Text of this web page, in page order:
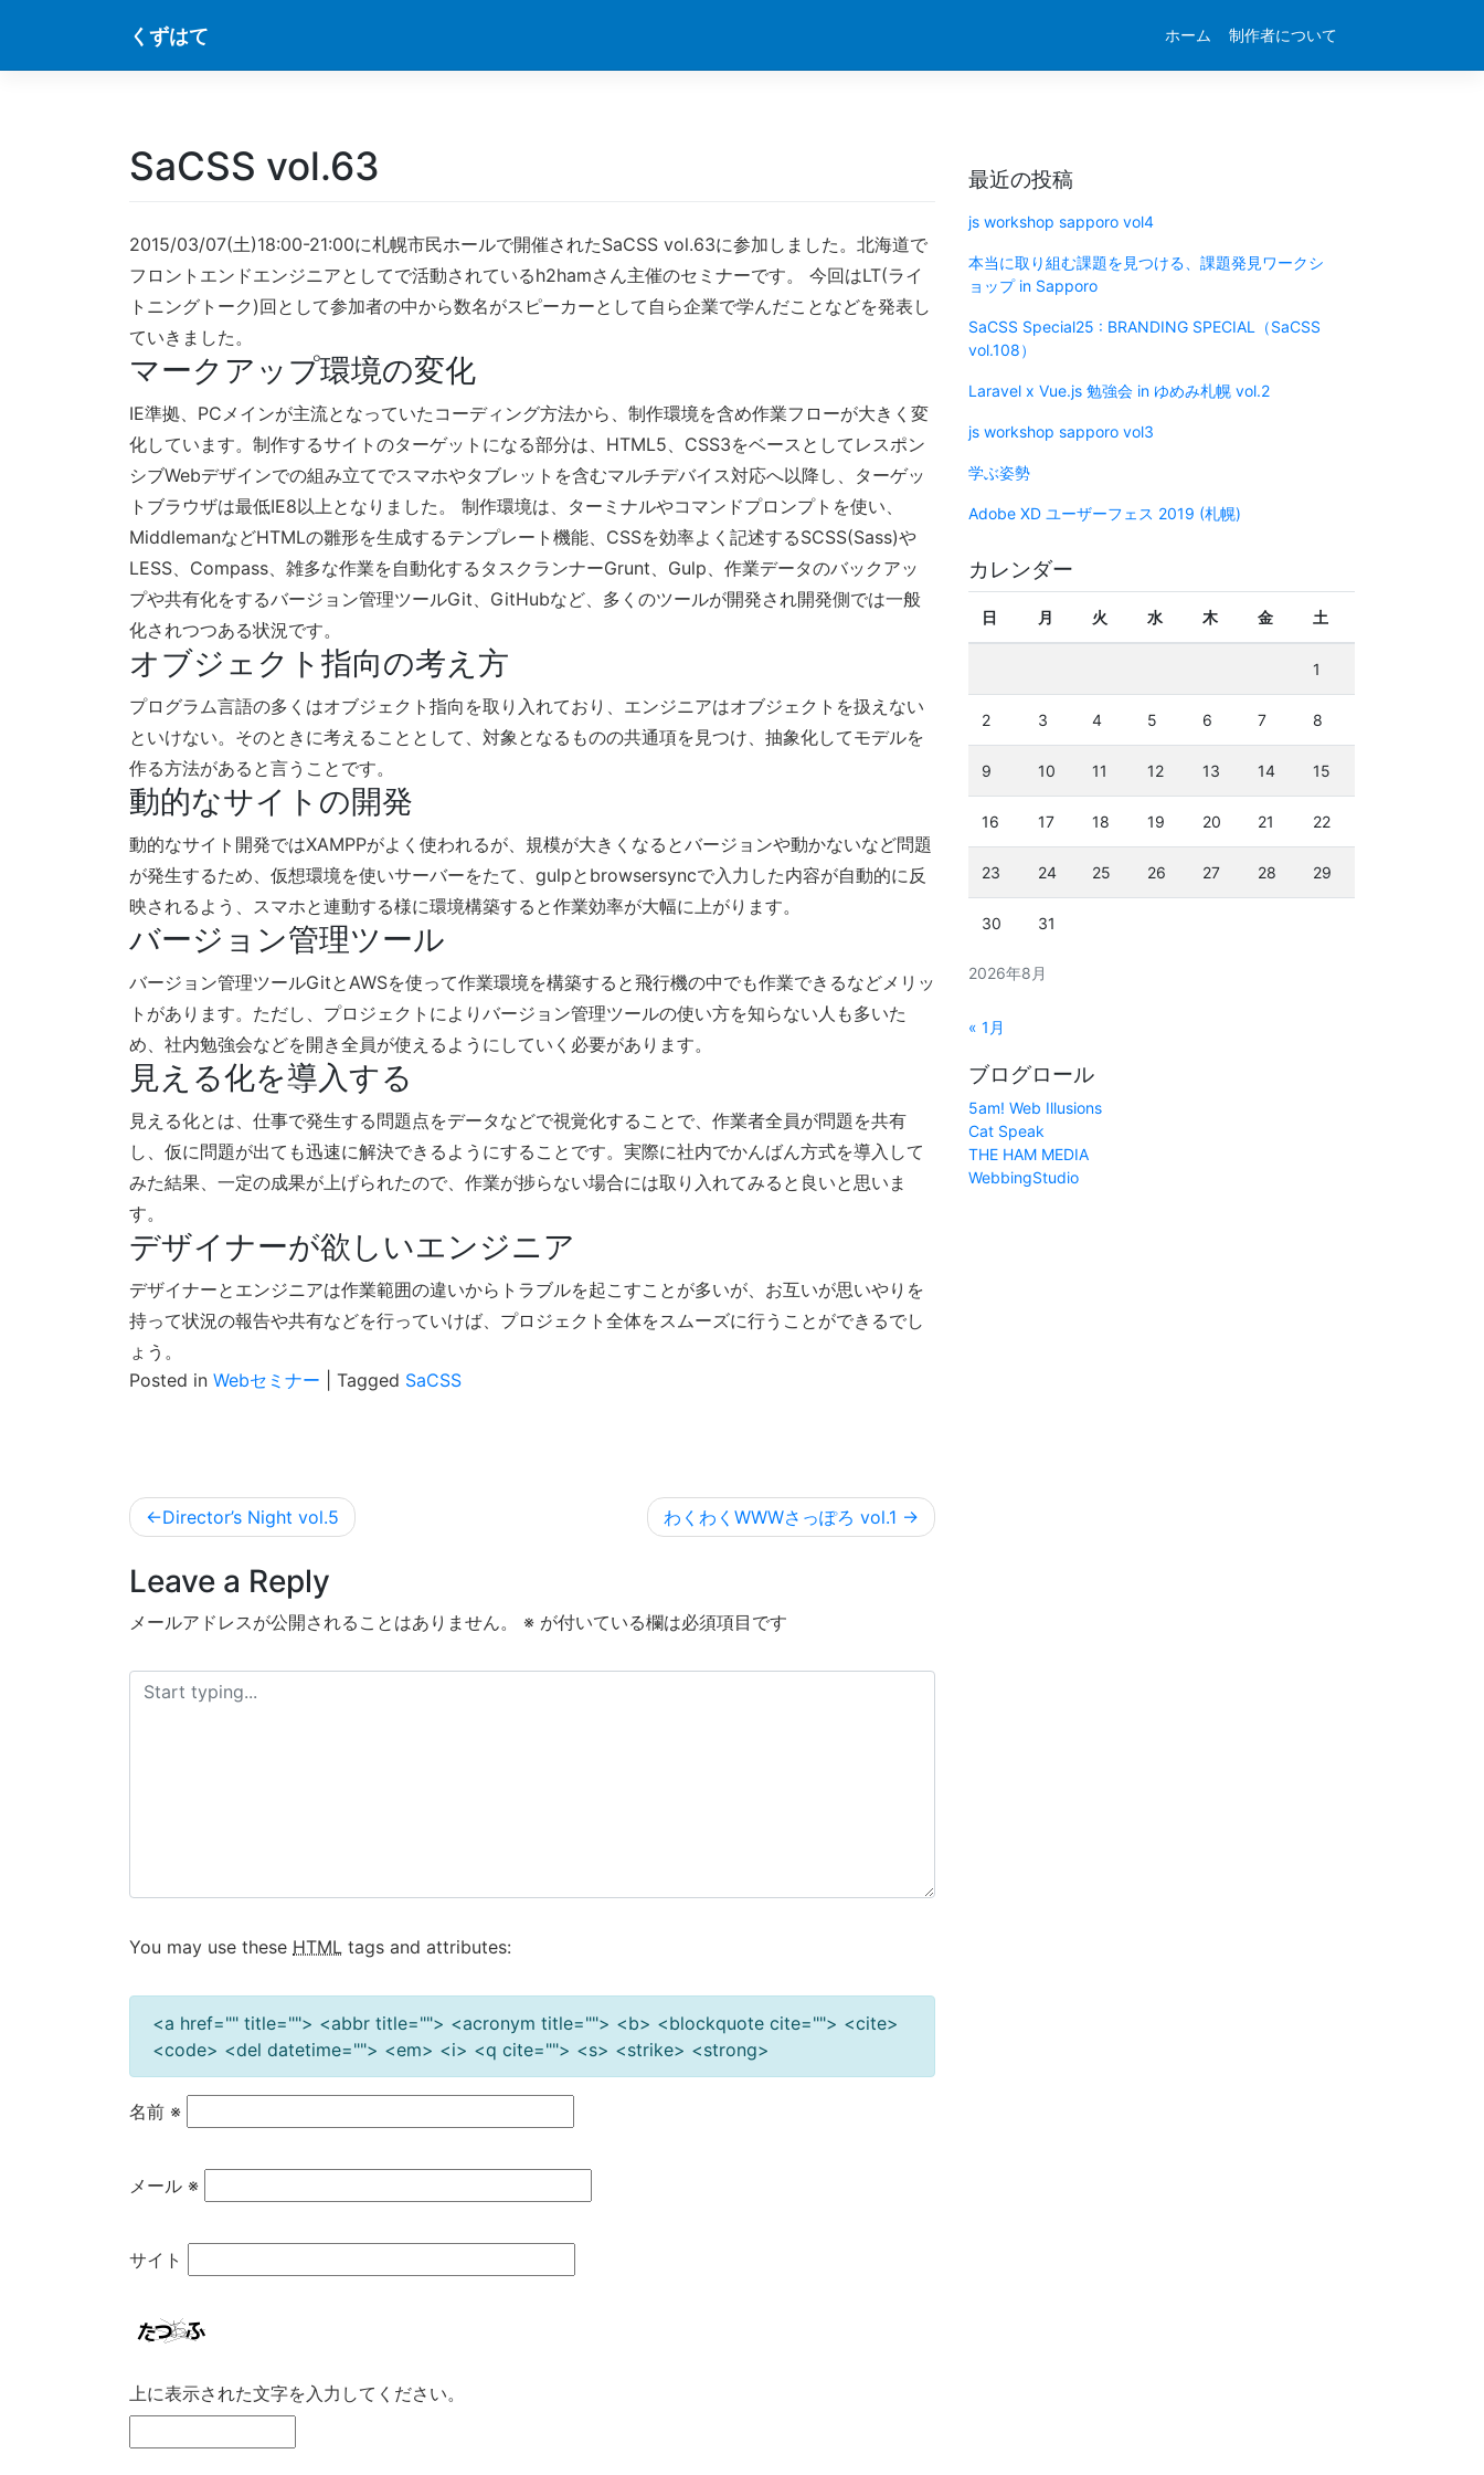
content
くずはて ホーム 制作者について
SaCSS vol.63
2015/03/07(土)18:00-21:00に札幌市民ホールで開催されたSaCSS vol.63に参加しました。北海道で
フロントエンドエンジニアとしてで活動されているh2hamさん主催のセミナーです。 今回はLT(ライ
トニングトーク)回として参加者の中から数名がスピーカーとして自ら企業で学んだことなどを発表し
ていきました。
マークアップ環境の変化
IE準拠、PCメインが主流となっていたコーディング方法から、制作環境を含め作業フローが大きく変
化しています。制作するサイトのターゲットになる部分は、HTML5、CSS3をベースとしてレスポン
シブWebデザインでの組み立てでスマホやタブレットを含むマルチデバイス対応へ以降し、ターゲッ
トブラウザは最低IE8以上となりました。 制作環境は、ターミナルやコマンドプロンプトを使い、
MiddlemanなどHTMLの雛形を生成するテンプレート機能、CSSを効率よく記述するSCSS(Sass)や
LESS、Compass、雑多な作業を自動化するタスクランナーGrunt、Gulp、作業データのバックアッ
プや共有化をするバージョン管理ツールGit、GitHubなど、多くのツールが開発され開発側では一般
化されつつある状況です。
オブジェクト指向の考え方
プログラム言語の多くはオブジェクト指向を取り入れており、エンジニアはオブジェクトを扱えない
といけない。そのときに考えることとして、対象となるものの共通項を見つけ、抽象化してモデルを
作る方法があると言うことです。
動的なサイトの開発
動的なサイト開発ではXAMPPがよく使われるが、規模が大きくなるとバージョンや動かないなど問題
が発生するため、仮想環境を使いサーバーをたて、gulpとbrowsersyncで入力した内容が自動的に反
映されるよう、スマホと連動する様に環境構築すると作業効率が大幅に上がります。
バージョン管理ツール
バージョン管理ツールGitとAWSを使って作業環境を構築すると飛行機の中でも作業できるなどメリッ
トがあります。ただし、プロジェクトによりバージョン管理ツールの使い方を知らない人も多いた
め、社内勉強会などを開き全員が使えるようにしていく必要があります。
見える化を導入する
見える化とは、仕事で発生する問題点をデータなどで視覚化することで、作業者全員が問題を共有
し、仮に問題が出ても迅速に解決できるようにすることです。実際に社内でかんばん方式を導入して
みた結果、一定の成果が上げられたので、作業が捗らない場合には取り入れてみると良いと思いま
す。
デザイナーが欲しいエンジニア
デザイナーとエンジニアは作業範囲の違いからトラブルを起こすことが多いが、お互いが思いやりを
持って状況の報告や共有などを行っていけば、プロジェクト全体をスムーズに行うことができるでし
ょう。
Posted in Webセミナー Tagged SaCSS
投
ナ
ビ
ゲ
ー
Director’s Night vol.5 わくわくWWWさっぽろ vol.1
Leave a Reply
メールアドレスが公開されることはありません。 ※ が付いている欄は必須項目です
You may use these HTML tags and attributes:
<a href="" title=""> <abbr title=""> <acronym title=""> <b> <blockquote cite=""> <cite>
<code> <del datetime=""> <em> <i> <q cite=""> <s> <strike> <strong>
名前 ※
メール ※
サイト
上に表示された文字を入力してください。
最近の投稿
js workshop sapporo vol4
本当に取り組む課題を見つける、課題発見ワークシ
ョップ in Sapporo
SaCSS Special25 : BRANDING SPECIAL（SaCSS
vol.108）
Laravel x Vue.js 勉強会 in ゆめみ札幌 vol.2
js workshop sapporo vol3
学ぶ姿勢
Adobe XD ユーザーフェス 2019 (札幌)
カレンダー
2026年8月
日 月 火 水 木 金 土
1
2 3 4 5 6 7 8
9 10 11 12 13 14 15
16 17 18 19 20 21 22
23 24 25 26 27 28 29
30 31
« 1月
ブログロール
5am! Web Illusions
Cat Speak
THE HAM MEDIA
WebbingStudio